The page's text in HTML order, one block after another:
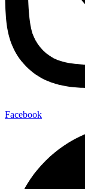
Facebook